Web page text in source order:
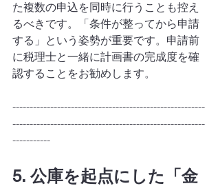
た複数の申込を同時に行うことも控え
るべきです。「条件が整ってから申請
する」という姿勢が重要です。申請前
に税理士と一緒に計画書の完成度を確
認することをお勧めします。
--------------------------------------------------------
--------------------------------------------------------
-----------
5. 公庫を起点にした「金